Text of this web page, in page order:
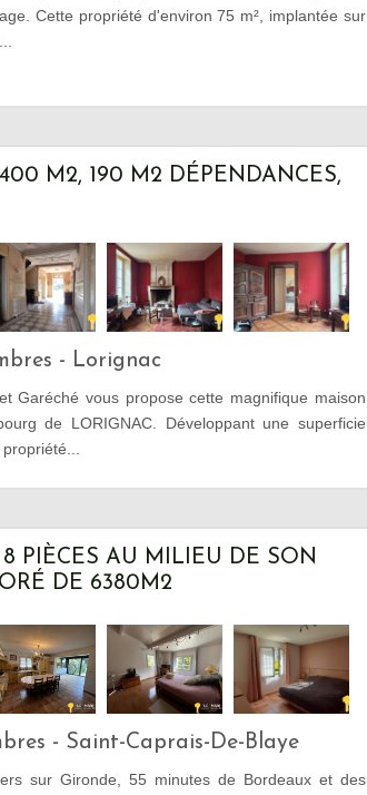
Cette propriété d'environ 75 m², implantée sur
M2, 190 M2 DÉPENDANCES,
- Lorignac
Garéché vous propose cette magnifique maison
de LORIGNAC. Développant une superficie
PIÈCES AU MILIEU DE SON
DE 6380M2
- Saint-Caprais-De-Blaye
sur Gironde, 55 minutes de Bordeaux et des